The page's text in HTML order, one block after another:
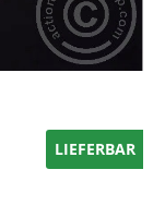
LIEFERBAR